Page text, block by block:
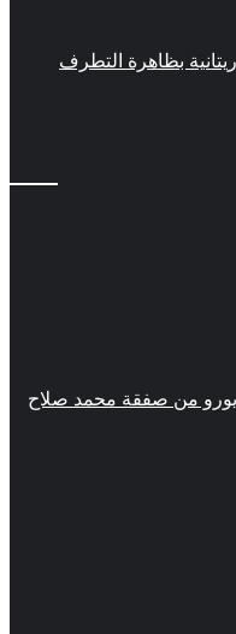
بظاهرة التطرف
يحقق 12 مليون يورو من صفقة محمد صلاح